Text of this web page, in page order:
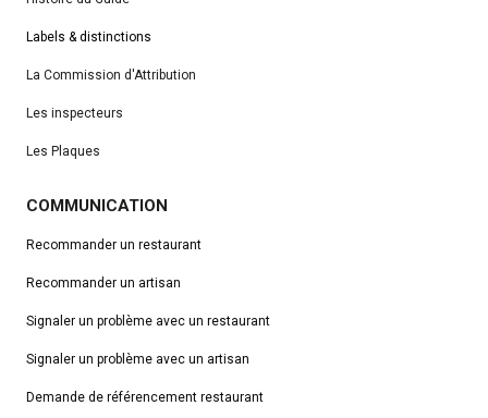
Labels & distinctions
La Commission d'Attribution
Les inspecteurs
Les Plaques
COMMUNICATION
Recommander un restaurant
Recommander un artisan
Signaler un problème avec un restaurant
Signaler un problème avec un artisan
Demande de référencement restaurant